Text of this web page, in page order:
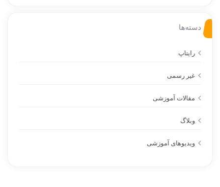
دسته‌ها
رایتاپ
غیر رسمی
مقالات آموزشی
وبلاگ
ویدیوهای آموزشی